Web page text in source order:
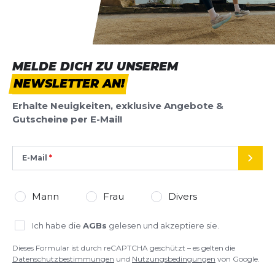
MELDE DICH ZU UNSEREM
NEWSLETTER AN!
Erhalte Neuigkeiten, exklusive Angebote &
Gutscheine per E-Mail!
E-Mail
Mann Frau Divers
Ich habe die AGBs gelesen und akzeptiere sie.
Dieses Formular ist durch reCAPTCHA geschützt – es gelten die
Datenschutzbestimmungen und Nutzungsbedingungen von Google.